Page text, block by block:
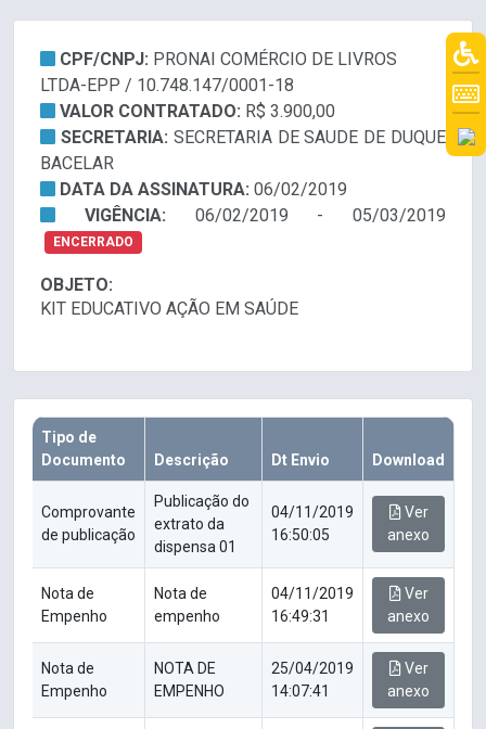
CPF/CNPJ: PRONAI COMÉRCIO DE LIVROS
LTDA-EPP / 10.748.147/0001-18
VALOR CONTRATADO: R$ 3.900,00
SECRETARIA: SECRETARIA DE SAUDE DE DUQUE
BACELAR
DATA DA ASSINATURA: 06/02/2019
VIGÊNCIA: 06/02/2019 - 05/03/2019
ENCERRADO
OBJETO:
KIT EDUCATIVO AÇÃO EM SAÚDE
Tipo de
Documento
Descrição Dt Envio Download
Comprovante
de publicação
Publicação do
extrato da
dispensa 01
04/11/2019
16:50:05
Ver
anexo
Nota de
Empenho
Nota de
empenho
04/11/2019
16:49:31
Ver
anexo
Nota de
Empenho
NOTA DE
EMPENHO
25/04/2019
14:07:41
Ver
anexo